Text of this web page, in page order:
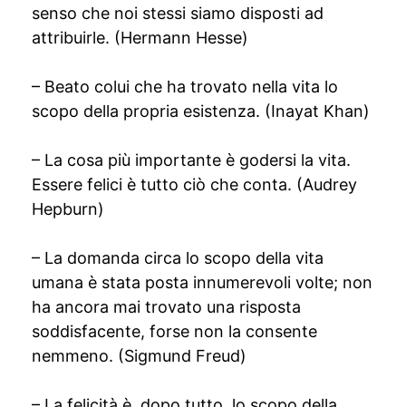
senso che noi stessi siamo disposti ad
attribuirle. (Hermann Hesse)
– Beato colui che ha trovato nella vita lo
scopo della propria esistenza. (Inayat Khan)
– La cosa più importante è godersi la vita.
Essere felici è tutto ciò che conta. (Audrey
Hepburn)
– La domanda circa lo scopo della vita
umana è stata posta innumerevoli volte; non
ha ancora mai trovato una risposta
soddisfacente, forse non la consente
nemmeno. (Sigmund Freud)